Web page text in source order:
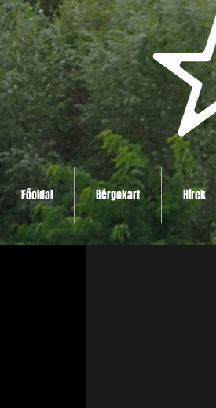
Főoldal Bérgokart Hírek